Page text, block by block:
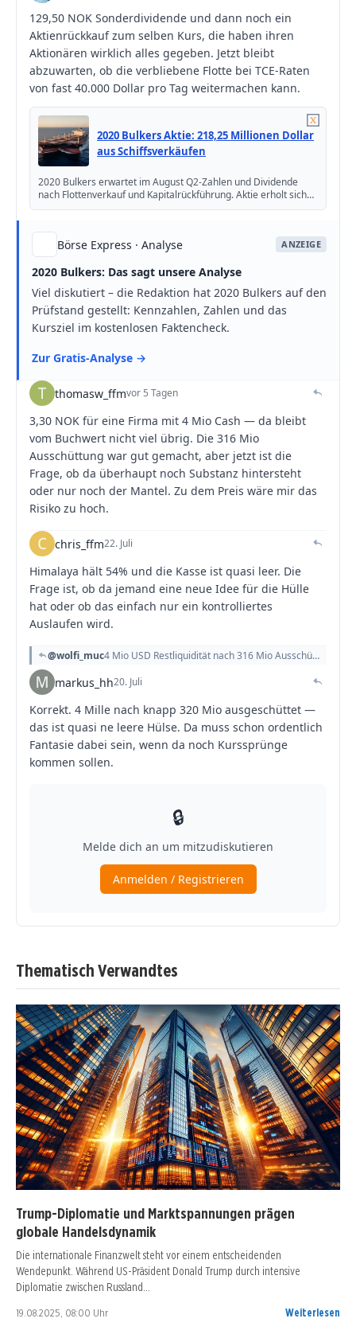
Thematisch Verwandtes
Trump-Diplomatie und Marktspannungen prägen
globale Handelsdynamik
Die internationale Finanzwelt steht vor einem entscheidenden
Wendepunkt. Während US-Präsident Donald Trump durch intensive
Diplomatie zwischen Russland…
19.08.2025, 08:00 Uhr Weiterlesen